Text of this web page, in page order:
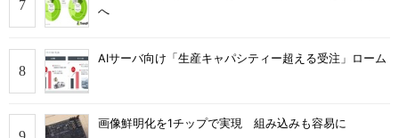
へ
AIサーバ向け「生産キャパシティー超える受注」ローム
画像鮮明化を1チップで実現 組み込みも容易に